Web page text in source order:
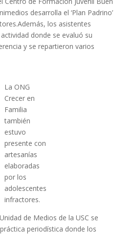
desarrolla el ‘Plan Padrino’
los asistentes
donde se evaluó su
y se repartieron varios
La ONG
Crecer en
Familia
también
estuvo
presente con
artesanías
elaboradas
por los
adolescentes
infractores.
de Medios de la USC se
periodística donde los